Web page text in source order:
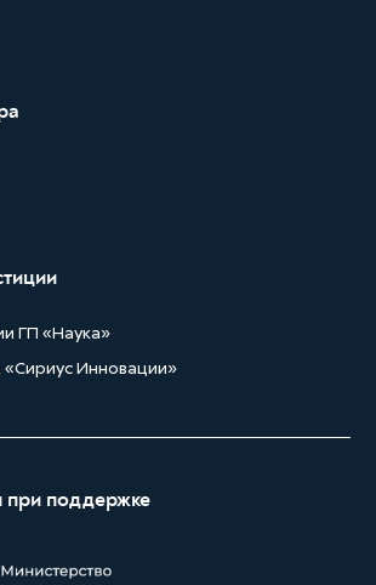
ГП «Наука»
Инновации»
при поддержке